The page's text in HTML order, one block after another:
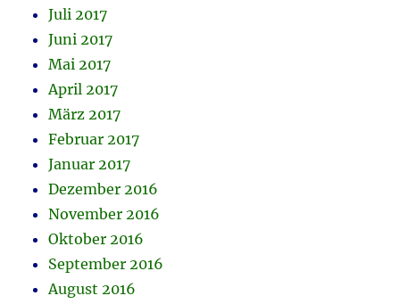
Juli 2017
Juni 2017
Mai 2017
April 2017
März 2017
Februar 2017
Januar 2017
Dezember 2016
November 2016
Oktober 2016
September 2016
August 2016